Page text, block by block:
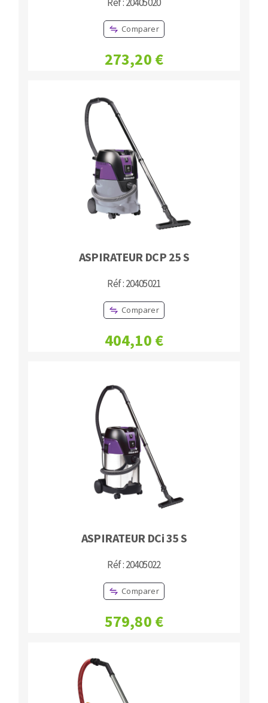
Comparer
273,20 €
ASPIRATEUR DCP 25 S
Réf : 20405021
Comparer
404,10 €
ASPIRATEUR DCi 35 S
Réf : 20405022
Comparer
579,80 €